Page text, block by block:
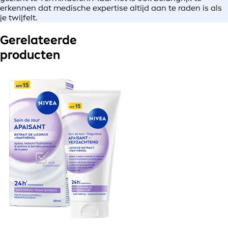
erkennen dat medische expertise altijd aan te raden is als
je twijfelt.
Gerelateerde
producten